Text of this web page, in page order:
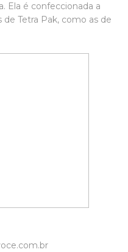
Ela é confeccionada a
Tetra Pak, como as de